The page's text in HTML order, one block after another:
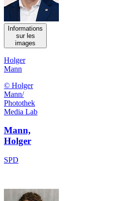
Informations
sur les
images
Holger
Mann
© Holger
Mann/
Photothek
Media Lab
Mann,
Holger
SPD